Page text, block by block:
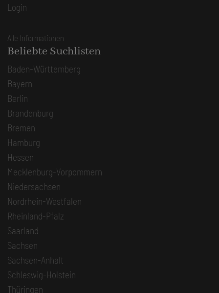
Login
Alle Informationen
Beliebte Suchlisten
Baden-Württemberg
Bayern
Berlin
Brandenburg
Bremen
Hamburg
Hessen
Mecklenburg-Vorpommern
Niedersachsen
Nordrhein-Westfalen
Rheinland-Pfalz
Saarland
Sachsen
Sachsen-Anhalt
Schleswig-Holstein
Thüringen